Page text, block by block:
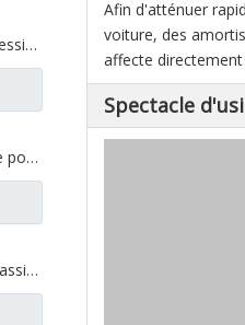
Engrenage d'angle de bassin d'essieu arrière pour pièces de rechange Shamcan AulongTruck 81.35199.6532
Engrenage d'angle de bassin de pont moyen pour pièces de rechange DZ9112320689 de Shamcan AulongTruck
Engrenage d'angle moyen de bassin de pont pour les pièces de rechange WG7121320252 de camion de Sinotruk Steyr
Afin d'atténuer
voiture, des
affecte
Spectacle